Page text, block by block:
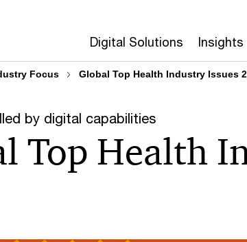
Digital Solutions Insights
Focus Global Top Health Industry Issues
by digital capabilities
Top Health